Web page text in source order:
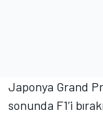
Japonya Grand
sonunda F1’i